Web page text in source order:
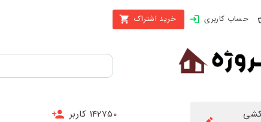
خرید اشتراک
142750 کاربر